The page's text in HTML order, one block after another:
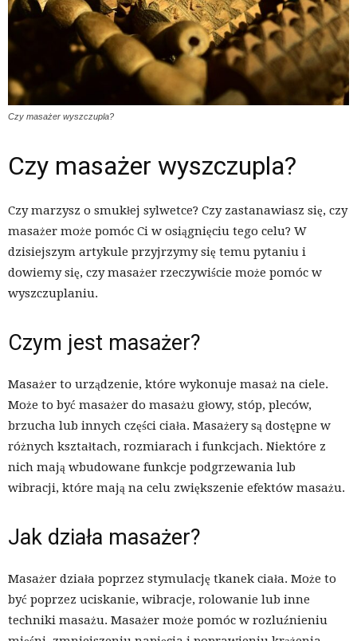
Czy masażer wyszczupla?
Czy masażer wyszczupla?
Czy marzysz o smukłej sylwetce? Czy zastanawiasz się, czy
masażer może pomóc Ci w osiągnięciu tego celu? W
dzisiejszym artykule przyjrzymy się temu pytaniu i
dowiemy się, czy masażer rzeczywiście może pomóc w
wyszczuplaniu.
Czym jest masażer?
Masażer to urządzenie, które wykonuje masaż na ciele.
Może to być masażer do masażu głowy, stóp, pleców,
brzucha lub innych części ciała. Masażery są dostępne w
różnych kształtach, rozmiarach i funkcjach. Niektóre z
nich mają wbudowane funkcje podgrzewania lub
wibracji, które mają na celu zwiększenie efektów masażu.
Jak działa masażer?
Masażer działa poprzez stymulację tkanek ciała. Może to
być poprzez uciskanie, wibracje, rolowanie lub inne
techniki masażu. Masażer może pomóc w rozluźnieniu